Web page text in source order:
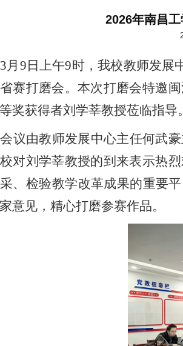
2026年南昌
3月9日上午9时，我校教师发展
赛打磨会。本次打磨会特邀
奖获得者刘学莘教授莅临指导。
会议由教师发展中心主任何武豪
对刘学莘教授的到来表示热
、检验教学改革成果的重要
意见，精心打磨参赛作品。